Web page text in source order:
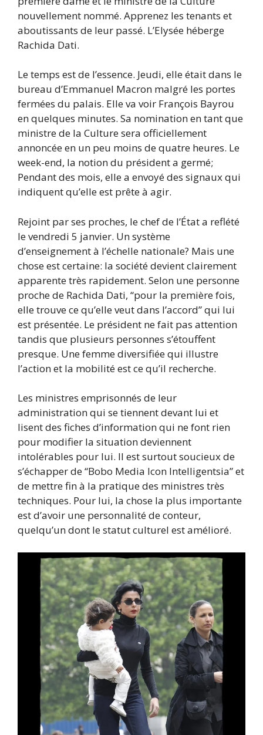
nouvellement nommé. Apprenez les tenants et
aboutissants de leur passé. L’Elysée héberge
Rachida Dati.
Le temps est de l’essence. Jeudi, elle était dans le
bureau d’Emmanuel Macron malgré les portes
fermées du palais. Elle va voir François Bayrou
en quelques minutes. Sa nomination en tant que
ministre de la Culture sera officiellement
annoncée en un peu moins de quatre heures. Le
week-end, la notion du président a germé;
Pendant des mois, elle a envoyé des signaux qui
indiquent qu’elle est prête à agir.
Rejoint par ses proches, le chef de l’État a reflété
le vendredi 5 janvier. Un système
d’enseignement à l’échelle nationale? Mais une
chose est certaine: la société devient clairement
apparente très rapidement. Selon une personne
proche de Rachida Dati, “pour la première fois,
elle trouve ce qu’elle veut dans l’accord” qui lui
est présentée. Le président ne fait pas attention
tandis que plusieurs personnes s’étouffent
presque. Une femme diversifiée qui illustre
l’action et la mobilité est ce qu’il recherche.
Les ministres emprisonnés de leur
administration qui se tiennent devant lui et
lisent des fiches d’information qui ne font rien
pour modifier la situation deviennent
intolérables pour lui. Il est surtout soucieux de
s’échapper de “Bobo Media Icon Intelligentsia” et
de mettre fin à la pratique des ministres très
techniques. Pour lui, la chose la plus importante
est d’avoir une personnalité de conteur,
quelqu’un dont le statut culturel est amélioré.